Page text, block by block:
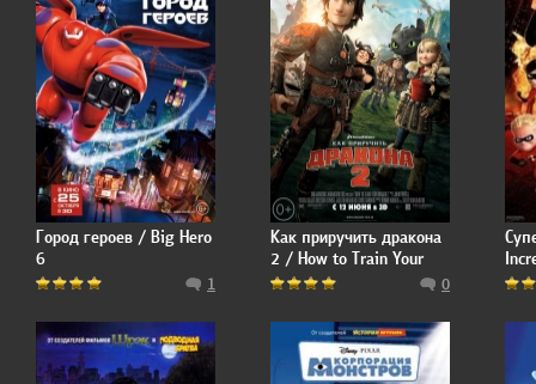
Город героев / Big Hero
6
1
Как приручить дракона
2 / How to Train Your
Dragon 2
0